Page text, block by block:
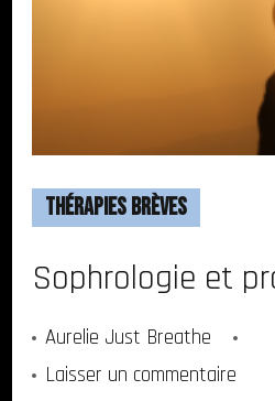
Thérapies Brèves
Sophrologie et
Aurelie Just Breathe
Laisser un commentaire